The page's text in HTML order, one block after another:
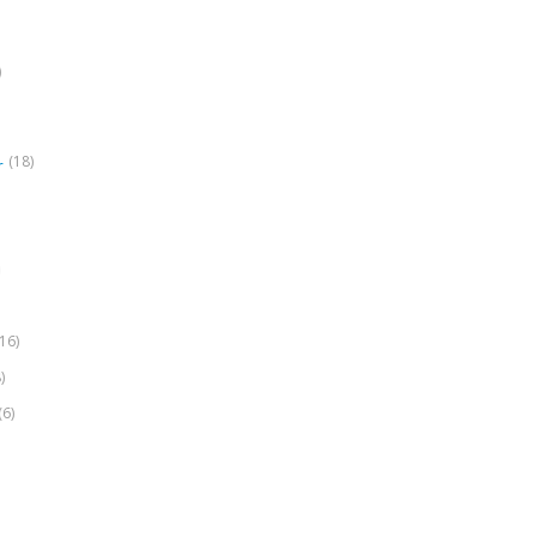
(18)
(6)